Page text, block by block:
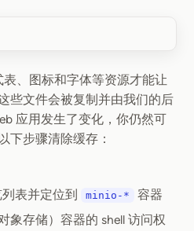
、图标和字体等资源才能让
些文件会被复制并由我们的后
应用发生了变化，你仍然可
下步骤清除缓存：
表并定位到 minio-*
容器
象存储）容器的 shell 访问权